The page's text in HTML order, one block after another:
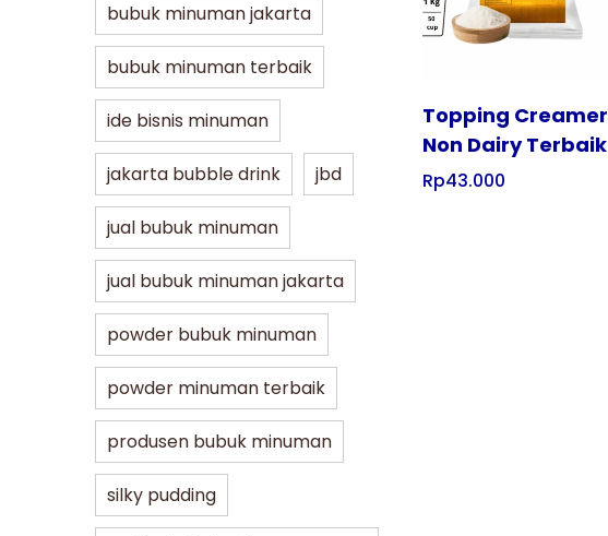
bubuk minuman jakarta
bubuk minuman terbaik
ide bisnis minuman
jakarta bubble drink jbd
jual bubuk minuman
jual bubuk minuman jakarta
powder bubuk minuman
powder minuman terbaik
produsen bubuk minuman
silky pudding
Topping Creamer
Non Dairy Terbaik
Rp43.000